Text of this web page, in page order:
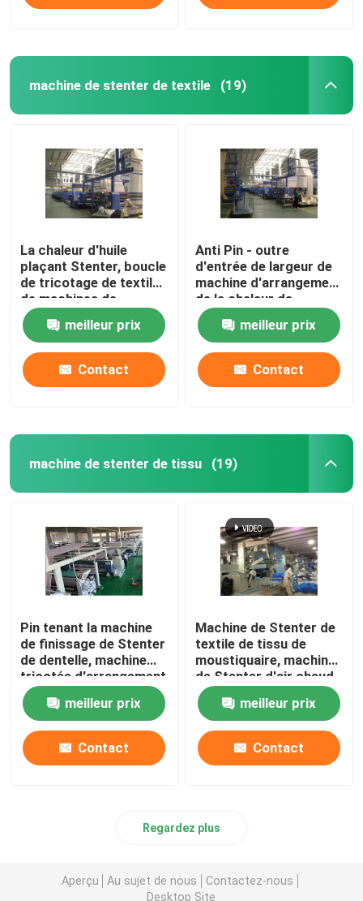
machine de stenter de textile (19)
La chaleur d'huile
plaçant Stenter, boucle
de tricotage de textile
de machines de
finissage à humidité
contrôléemeilleur prix
Contact
Anti Pin - outre
d'entrée de largeur de
machine d'arrangement
de la chaleur de
tissu/de
refroidissement à l'air
ouverts tricotés
meilleur prix
Contact
machine de stenter de tissu (19)
Pin tenant la machine
de finissage de Stenter
de dentelle, machine
tricotée d'arrangement
de la chaleur de tissu
meilleur prix
Contact
Machine de Stenter de
textile de tissu de
moustiquaire, machine
de Stenter d'air chaud
de basse tension
meilleur prix
Contact
Regardez plus
Aperçu Au sujet de nous
Contactez-nous
Desktop Site